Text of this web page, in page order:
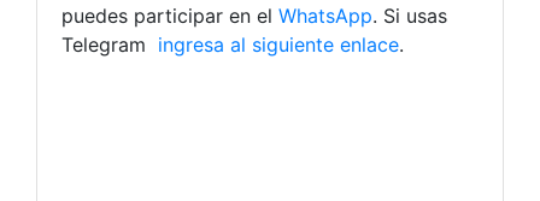
puedes participar en el WhatsApp. Si usas
Telegram ingresa al siguiente enlace.